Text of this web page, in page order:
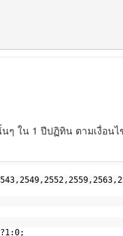
ๆ ใน 1 ปีปฏิทิน ตามเงื่อนไ